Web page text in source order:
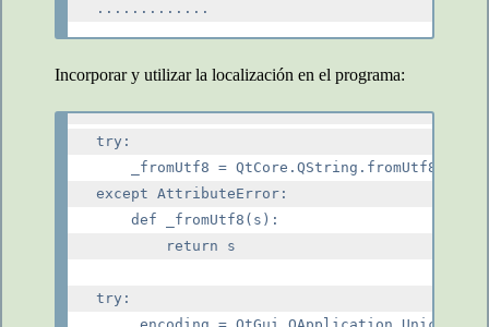
Incorporar y utilizar la localización en el programa:
try:
    _fromUtf8 = QtCore.QString.fromUtf8
except AttributeError:
    def _fromUtf8(s):
        return s
try: